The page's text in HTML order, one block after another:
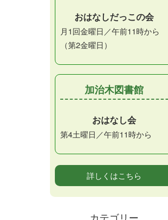
おはなしだっこの会
月1回金曜日／午前11時から
（第2金曜日）
加治木図書館
おはなし会
第4土曜日／午前11時から
詳しくはこちら
カテゴリー